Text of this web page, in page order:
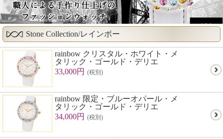
Stone Collection/レインボー
rainbow クリスタル・ホワイト・メ
タリック・ゴールド・デリエ
33,000円 (税別)
rainbow 限定・ブルーオパール・メ
タリック・ゴールド・デリエ
34,000円 (税別)